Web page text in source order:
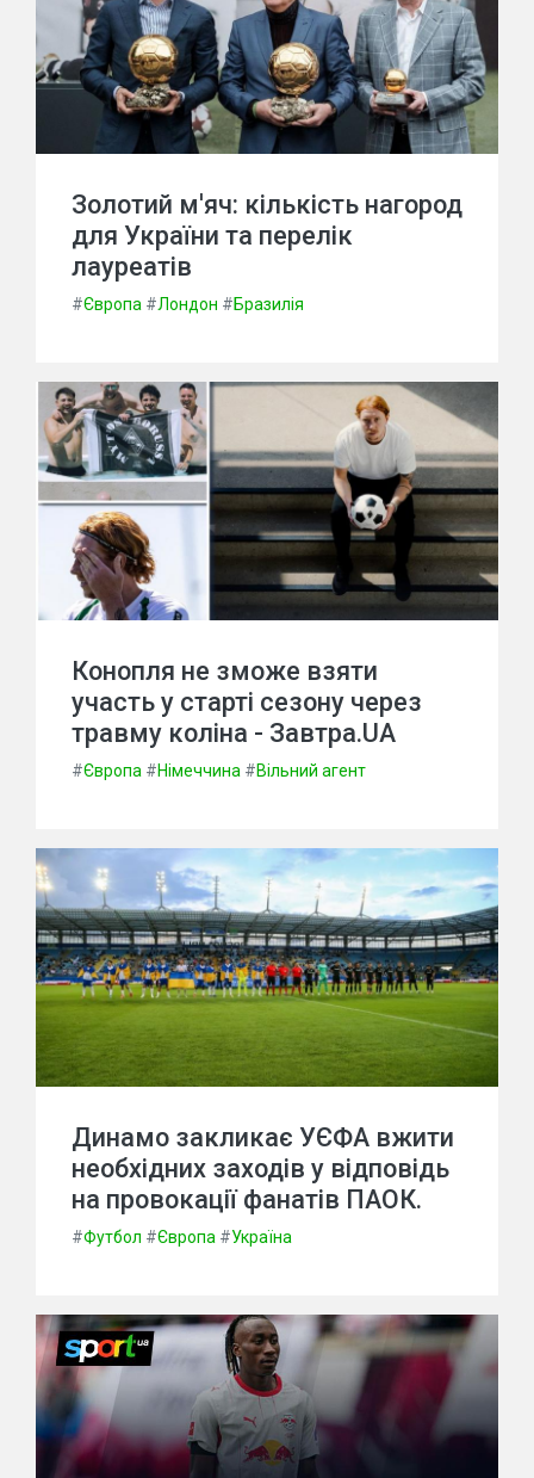
Золотий м'яч: кількість нагород
для України та перелік
лауреатів
#Європа #Лондон #Бразилія
Конопля не зможе взяти
участь у старті сезону через
травму коліна - Завтра.UA
#Європа #Німеччина #Вільний агент
Динамо закликає УЄФА вжити
необхідних заходів у відповідь
на провокації фанатів ПАОК.
#Футбол #Європа #Україна